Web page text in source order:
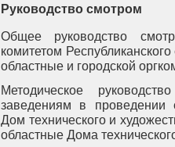
Руководство смотром
Общее руководство
комитетом
областные и городской
Методическое
заведениям в проведении
Дом технического и
областные Дома